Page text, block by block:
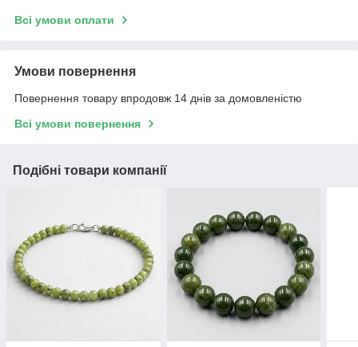
Всі умови оплати
Умови повернення
Повернення товару впродовж 14 днів за домовленістю
Всі умови повернення
Подібні товари компанії